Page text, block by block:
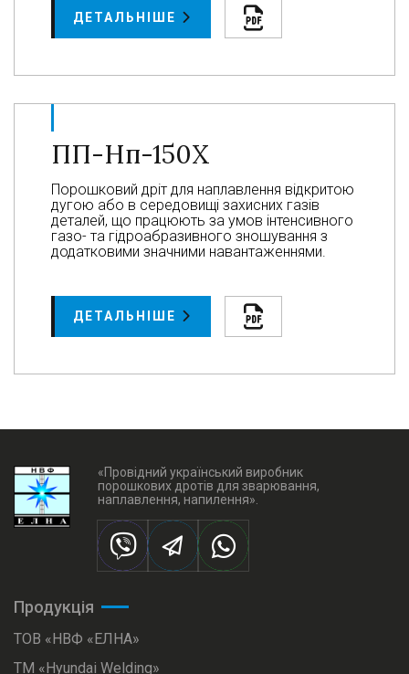
ДЕТАЛЬНІШЕ
ПП-Нп-150Х
Порошковий дріт для наплавлення відкритою
дугою або в середовищі захисних газів
деталей, що працюють за умов інтенсивного
газо- та гідроабразивного зношування з
додатковими значними навантаженнями.
ДЕТАЛЬНІШЕ
«Провідний український виробник
порошкових дротів для зварювання,
наплавлення, напилення».
Продукція
ТОВ «НВФ «ЕЛНА»
ТМ «Hyundai Welding»